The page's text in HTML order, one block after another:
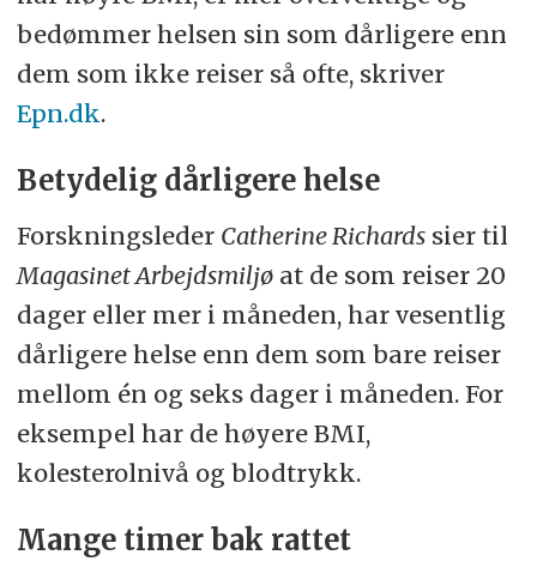
bedømmer helsen sin som dårligere enn
dem som ikke reiser så ofte, skriver
Epn.dk.
Betydelig dårligere helse
Forskningsleder Catherine Richardssier til
Magasinet Arbejdsmiljøat de som reiser 20
dager eller mer i måneden, har vesentlig
dårligere helse enn dem som bare reiser
mellom én og seks dager i måneden. For
eksempel har de høyere BMI,
kolesterolnivå og blodtrykk.
Mange timer bak rattet